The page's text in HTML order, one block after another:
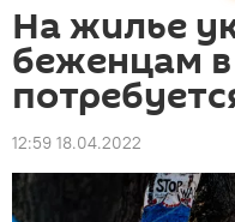
На жилье
беженцам
12:59 18.04.2022